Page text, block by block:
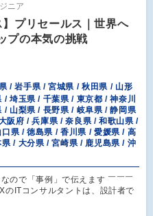
ニア
】プリセールス｜世界へ
プの本気の挑戦
/ 岩手県 / 宮城県 / 秋田県 / 山形
埼玉県 / 千葉県 / 東京都 / 神奈川
/ 山梨県 / 長野県 / 岐阜県 / 静岡県
阪府 / 兵庫県 / 奈良県 / 和歌山県 /
県 / 徳島県 / 香川県 / 愛媛県 / 高
/ 大分県 / 宮崎県 / 鹿児島県 / 沖
ので「事例」で伝えます ￣￣￣
のITコンサルタントは、設計者で